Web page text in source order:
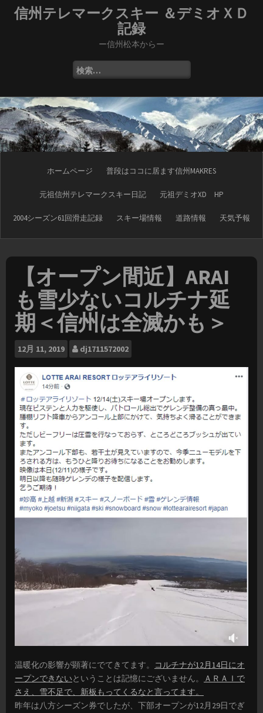
ッ
プ
信州テレマークスキー ＆デミオＸＤ
記録
ー信州松本からー
検
索:
ホームページ 普段はココに居ます信州MAKRES
元祖信州テレマークスキー日記 元祖デミオXD HP
2004シーズン61回滑走記録 スキー場情報 道路情報 天気予報
【オープン間近】ARAI
も雪少ないコルチナ延
期＜信州は全滅かも＞
12月 11, 2019 dj1711572002
温暖化の影響が顕著にでてきてます。
コルチナが12月14日にオ
ープンできないということは記憶にございません。
ＡＲＡＩで
さえ、雪不足で、新板もってくるなと言ってます。
昨年は八方シーズン券でしたが、下部オープンが12月29日でぎ